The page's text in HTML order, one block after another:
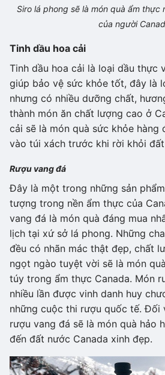
Siro lá phong sẽ là món quà ẩm
của người
Tinh dầu hoa cải
Tinh dầu hoa cải là loại dầu thực
giúp bảo vệ sức khỏe tốt, đây là
nhưng có nhiều dưỡng chất,
thành món ăn chất lượng cao ở
cải sẽ là món quà sức khỏe hàng
vào túi xách trước khi rời khỏi
Rượu vang đá
Đây là một trong những sản
tượng trong nền ẩm thực của
vang đá là món quà đáng mua
lịch tại xứ sở lá phong. Những
đều có nhãn mác thật đẹp, chất
ngọt ngào tuyệt vời sẽ là món
túy trong ẩm thực Canada. Món
nhiều lần được vinh danh huy
những cuộc thi rượu quốc tế. Đối
rượu vang đá sẽ là món quà hảo
đến đất nước Canada xinh đẹp.